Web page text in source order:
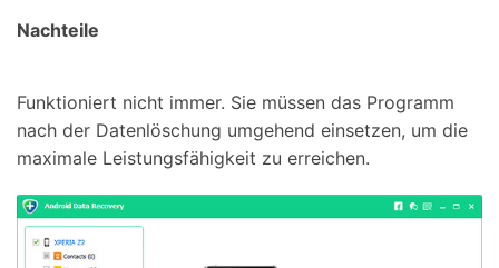
Nachteile
Funktioniert nicht immer. Sie müssen das Programm
nach der Datenlöschung umgehend einsetzen, um die
maximale Leistungsfähigkeit zu erreichen.